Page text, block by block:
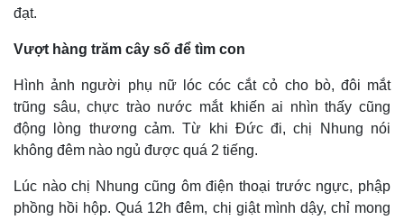
đạt.
Vượt hàng trăm cây số để tìm con
Hình ảnh người phụ nữ lóc cóc cắt cỏ cho bò, đôi mắt
trũng sâu, chực trào nước mắt khiến ai nhìn thấy cũng
động lòng thương cảm. Từ khi Đức đi, chị Nhung nói
không đêm nào ngủ được quá 2 tiếng.
Lúc nào chị Nhung cũng ôm điện thoại trước ngực, phập
phồng hồi hộp. Quá 12h đêm, chị giật mình dậy, chỉ mong